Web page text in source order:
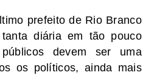
prefeito de Rio Branco
diária em tão pouco
devem ser uma
os políticos, ainda mais